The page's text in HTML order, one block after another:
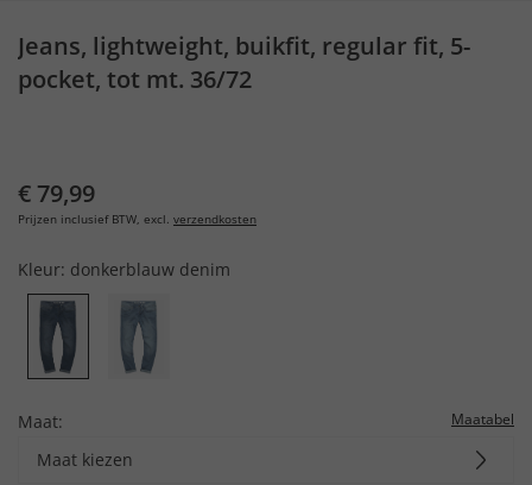
Jeans, lightweight, buikfit, regular fit, 5-
pocket, tot mt. 36/72
€ 79,99
Prijzen inclusief BTW, excl. verzendkosten
Kleur: donkerblauw denim
Maat: Maatabel
Maat kiezen